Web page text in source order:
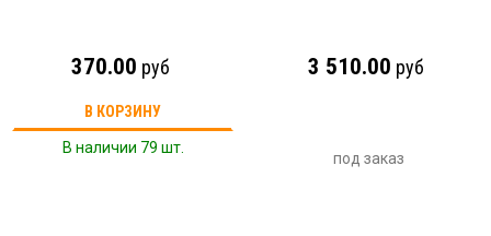
370.00 руб
В КОРЗИНУ
В наличии 79 шт.
3 510.00 руб
под заказ